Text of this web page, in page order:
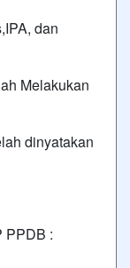
dan
Melakukan
dinyatakan
PPDB :